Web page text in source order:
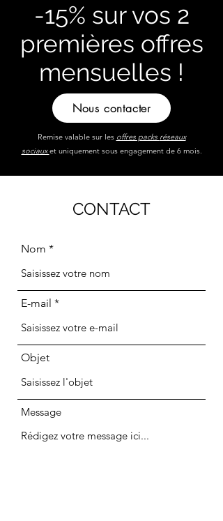
-15% sur vos 2
premières offres
mensuelles !
Nous contacter
Remise valable sur les offres packs réseaux
sociauxet uniquementsous engagement de 6 mois.
CONTACT
Nom
E-mail
Objet
Message